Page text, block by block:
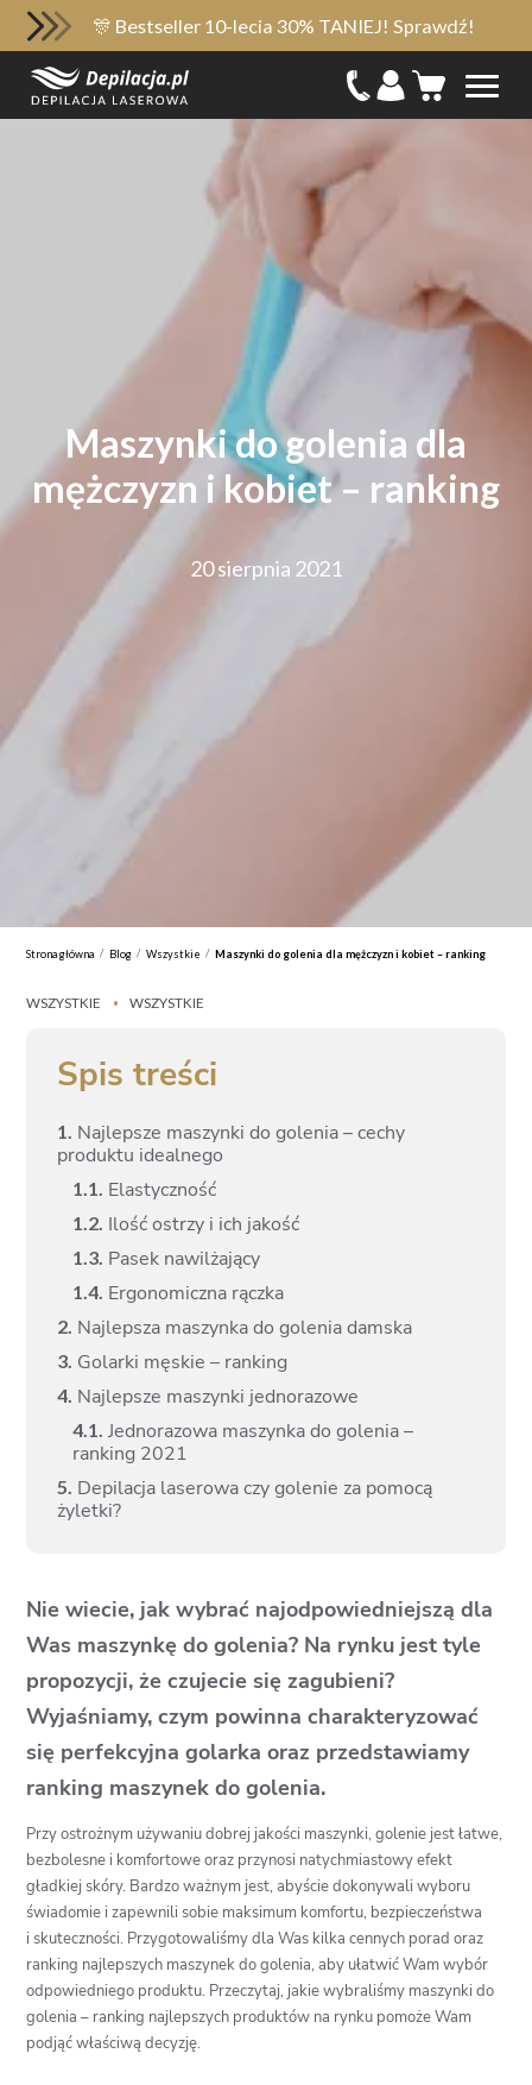
🎊 Bestseller 10-lecia 30% TANIEJ! Sprawdź!
Maszynki do golenia dla
mężczyzn i kobiet – ranking
20 sierpnia 2021
Strona główna / Blog / Wszystkie / Maszynki do golenia dla mężczyzn i kobiet – ranking
WSZYSTKIE • WSZYSTKIE
Spis treści
1.
Najlepsze maszynki do golenia – cechy
produktu idealnego
1. 1. Elastyczność
1. 2. Ilość ostrzy i ich jakość
1. 3. Pasek nawilżający
1.4. Ergonomiczna rączka
2. Najlepsza maszynka do golenia damska
3. Golarki męskie – ranking
4. Najlepsze maszynki jednorazowe
4. 1.
Jednorazowa maszynka do golenia –
ranking 2021
5. Depilacja laserowa czy golenie za pomocą
żyletki?
Nie wiecie, jak wybrać najodpowiedniejszą dla
Was maszynkę do golenia? Na rynku jest tyle
propozycji, że czujecie się zagubieni?
Wyjaśniamy, czym powinna charakteryzować
się perfekcyjna golarka oraz przedstawiamy
ranking maszynek do golenia.
Przy ostrożnym używaniu dobrej jakości maszynki, golenie jest łatwe,
bezbolesne i komfortowe oraz przynosi natychmiastowy efekt
gładkiej skóry. Bardzo ważnym jest, abyście dokonywali wyboru
świadomie i zapewnili sobie maksimum komfortu, bezpieczeństwa
i skuteczności. Przygotowaliśmy dla Was kilka cennych porad oraz
ranking najlepszych maszynek do golenia, aby ułatwić Wam wybór
odpowiedniego produktu. Przeczytaj, jakie wybraliśmy maszynki do
golenia – ranking najlepszych produktów na rynku pomoże Wam
podjąć właściwą decyzję.